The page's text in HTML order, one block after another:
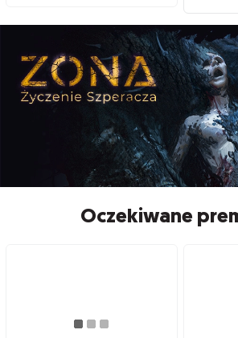
Oczekiwane